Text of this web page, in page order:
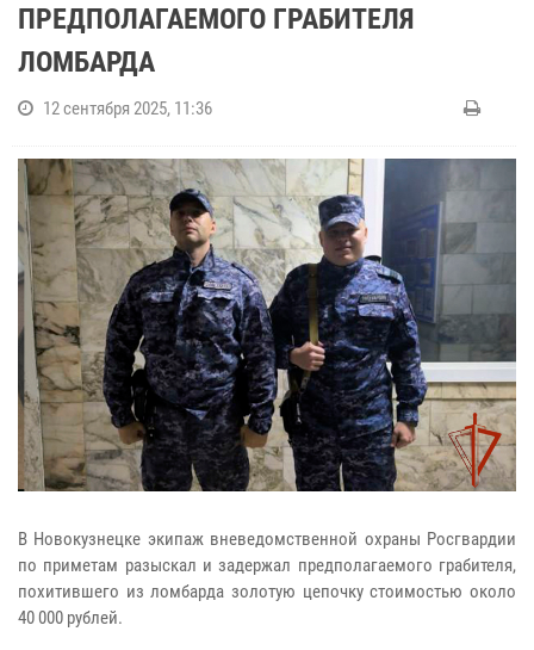
ПРЕДПОЛАГАЕМОГО ГРАБИТЕЛЯ
ЛОМБАРДА
12 сентября 2025, 11:36
В Новокузнецке экипаж вневедомственной охраны Росгвардии
по приметам разыскал и задержал предполагаемого грабителя,
похитившего из ломбарда золотую цепочку стоимостью около
40 000 рублей.